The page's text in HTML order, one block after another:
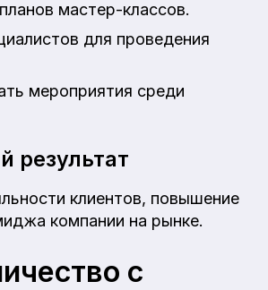
мастер-классов.
для проведения
мероприятия среди
результат
клиентов, повышение
компании на рынке.
с